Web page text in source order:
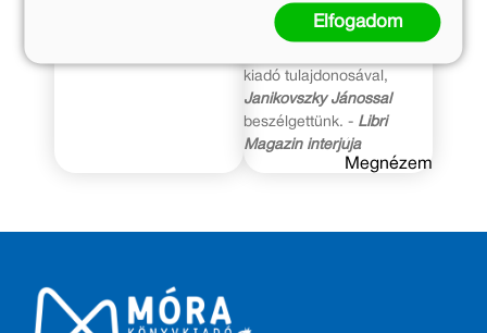
legfontosabb szellemi
műhelyét, aMóra Kiadót
kiadó tulajdonosával,
Janikovszky Jánossal
beszélgettünk. - Libri
Magazin interjúja
Megnézem
Elfogadom